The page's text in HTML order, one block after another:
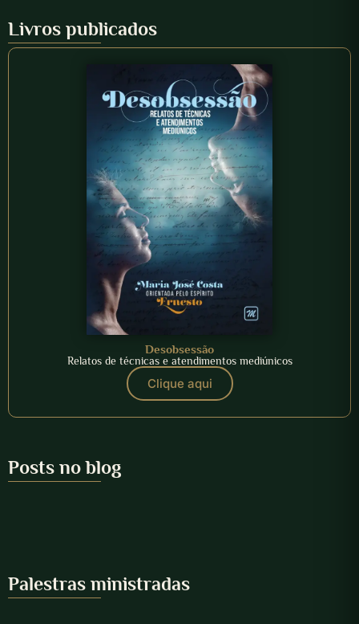
Livros publicados
Desobsessão
Relatos de técnicas e atendimentos mediúnicos
Clique aqui
Posts no blog
Palestras ministradas